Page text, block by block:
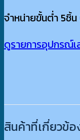
จำหน่ายขั้นต่ำ 5ชิ้น
ดูรายการอุปกรณ์
สินค้าที่เกี่ยวข้อ